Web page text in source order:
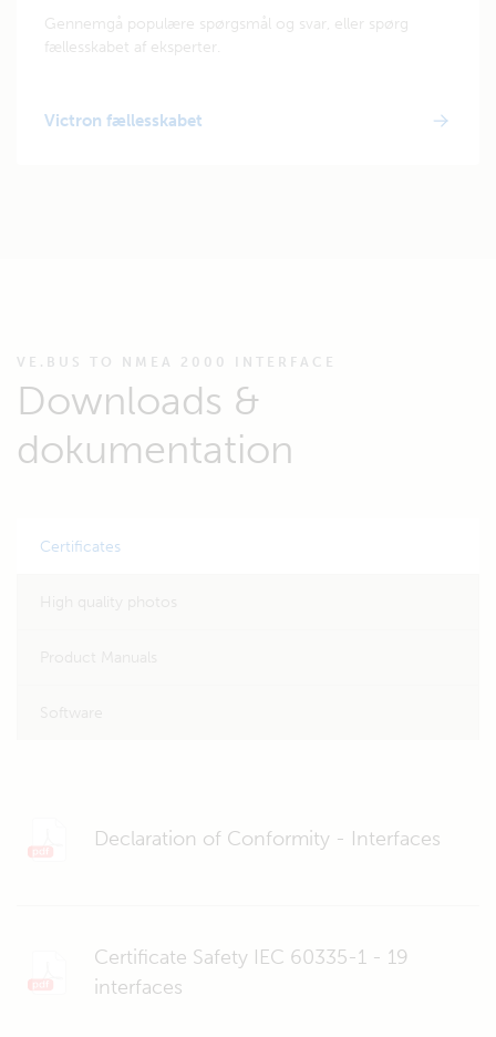
Gennemgå populære spørgsmål og svar, eller spørg
fællesskabet af eksperter.
Victron fællesskabet
VE.BUS TO NMEA 2000 INTERFACE
Downloads &
dokumentation
Certificates
Declaration of Conformity - Interfaces
Certificate Safety IEC 60335-1 - 19
interfaces